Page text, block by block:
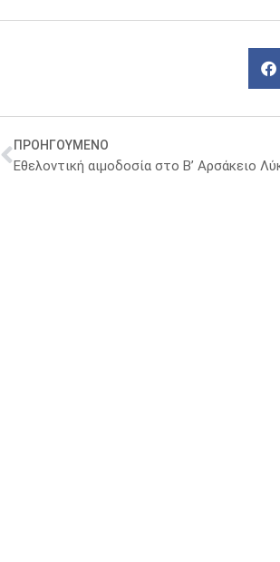
ΠΡΟΗΓΟΥΜΕΝΟ